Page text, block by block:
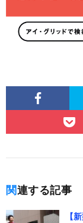
関連する記事
【